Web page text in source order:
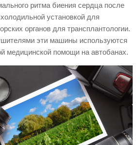
ритма биения сердца после
установкой для
органов для трансплантологии.
эти машины используются
медицинской помощи на автобанах.